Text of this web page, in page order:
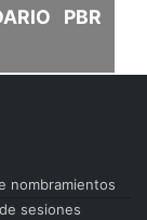
PBR
nombramientos
sesiones